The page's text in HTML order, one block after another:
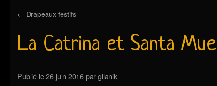
← Drapeaux festifs
La Catrina et Santa
Publié le26 juin 2016pargilanik